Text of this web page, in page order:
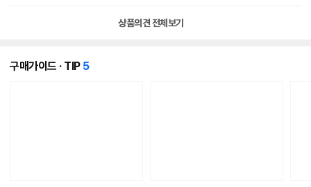
상품의견 전체보기
구매가이드 · TIP 5개